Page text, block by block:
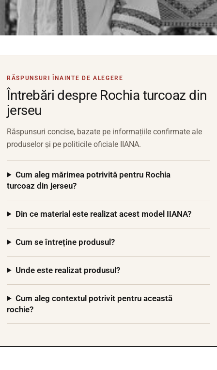
RĂSPUNSURI ÎNAINTE DE ALEGERE
Întrebări despre Rochia turcoaz din
jerseu
Răspunsuri concise, bazate pe informațiile confirmate ale
produselor și pe politicile oficiale IIANA.
Cum aleg mărimea potrivită pentru Rochia
turcoaz din jerseu?
Din ce material este realizat acest model IIANA?
Cum se întreține produsul?
Unde este realizat produsul?
Cum aleg contextul potrivit pentru această
rochie?